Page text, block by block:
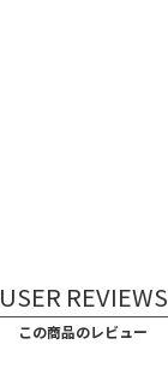
USER REVIEWS
この商品のレビュー